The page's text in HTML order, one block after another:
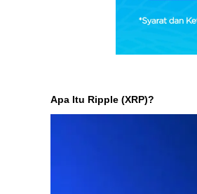
Apa Itu Ripple (XRP)?